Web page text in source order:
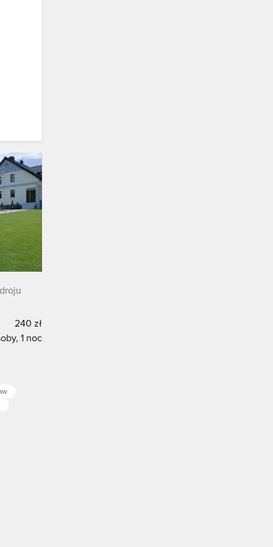
240 zł
1 noc